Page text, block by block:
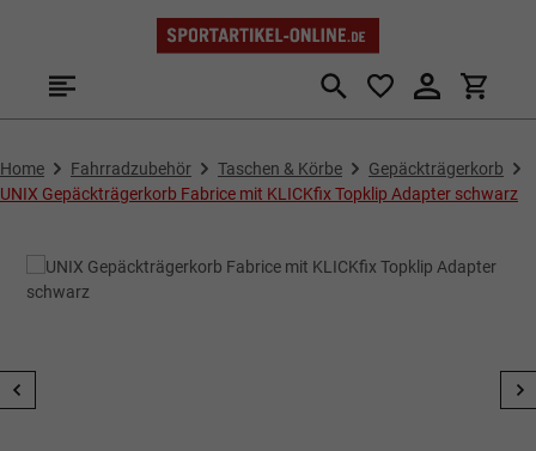
Zum Hauptinhalt springen
Home Fahrradzubehör Taschen & Körbe
Gepäckträgerkorb
UNIX Gepäckträgerkorb Fabrice mit KLICKfix Topklip Adapter schwarz